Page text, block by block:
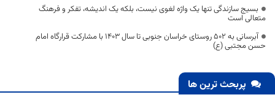
بسیج سازندگی تنها یک واژه لغوی نیست، بلکه یک اندیشه، تفکر و فرهنگ
متعالی است
آبرسانی به 502 روستای خراسان جنوبی تا سال 1403 با مشارکت قرارگاه امام
حسن مجتبی (ع)
پربحث ترین ها